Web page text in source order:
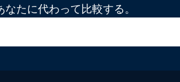
たに代わって比較する。